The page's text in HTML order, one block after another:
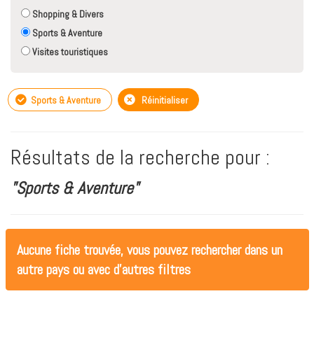
Shopping & Divers
Sports & Aventure
Visites touristiques
Sports & Aventure Réinitialiser
Résultats de la recherche pour :
"Sports & Aventure"
Aucune fiche trouvée, vous pouvez rechercher dans un
autre pays ou avec d'autres filtres